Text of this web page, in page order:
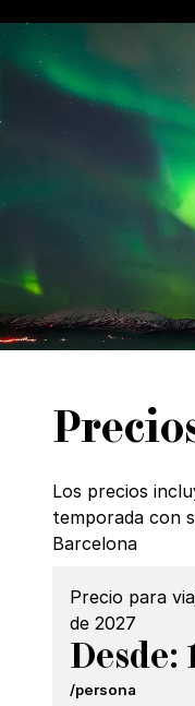
Los precios
temporada con
Barcelona
Precio para
de 2027
Desde:
/persona